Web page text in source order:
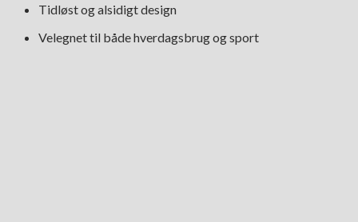
Tidløst og alsidigt design
Velegnet til både hverdagsbrug og sport